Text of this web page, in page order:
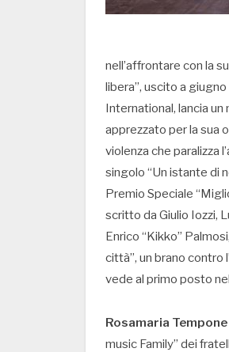
nell’affrontare con la
libera”, uscito a
International, lancia
apprezzato per la sua
violenza che paralizza
singolo “Un istante di
Premio Speciale
scritto da Giulio Iozzi,
Enrico “Kikko”
città”, un brano contro
vede al primo posto
Rosamaria Tempone
music Family” dei